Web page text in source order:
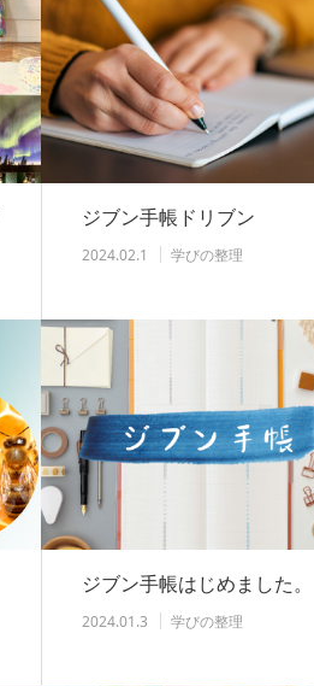
ジブン手帳ドリブン
2024.02.1 学びの整理
ジブン手帳はじめました。
2024.01.3 学びの整理